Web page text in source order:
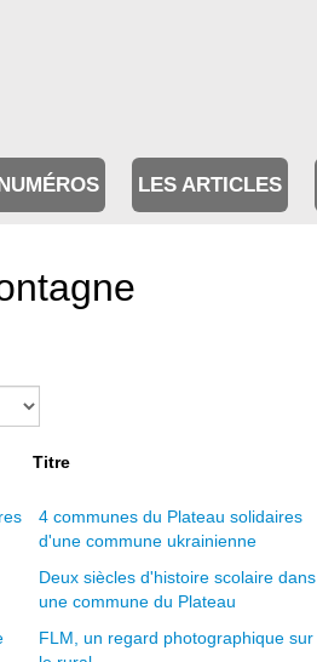
LES ARTICLES
Titre
4 communes du Plateau solidaires
d'une commune ukrainienne
Deux siècles d'histoire scolaire dans
une commune du Plateau
FLM, un regard photographique sur